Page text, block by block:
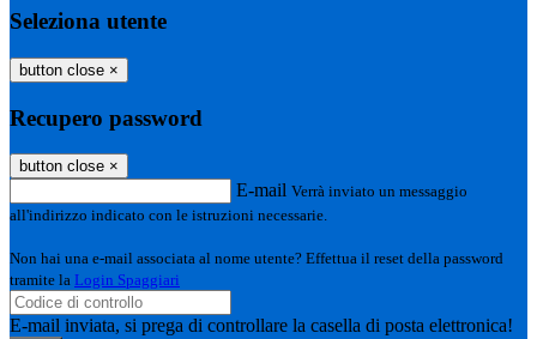
Seleziona utente
button close ×
Recupero password
button close ×
E-mail Verrà inviato un messaggio
all'indirizzo indicato con le istruzioni necessarie.
Non hai una e-mail associata al nome utente? Effettua il reset della password
tramite la Login Spaggiari
E-mail inviata, si prega di controllare la casella di posta elettronica!